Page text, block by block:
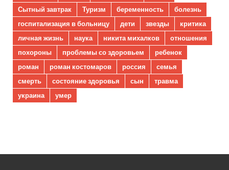
Сытный завтрак
Туризм беременность
болезнь
госпитализация в больницу
дети звезды
критика
личная жизнь
наука никита михалков
отношения
похороны
проблемы со здоровьем
ребенок
роман
роман костомаров россия
семья
смерть
состояние здоровья сын
травма
украина
умер